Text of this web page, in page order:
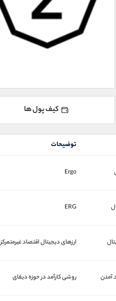
کیف پول ها
توضیحات
Ergo
ERG
ارزهای دیجیتال اقتصاد غیرمتمرکز
آمدن روشی کارآمد در حوزه دیفای